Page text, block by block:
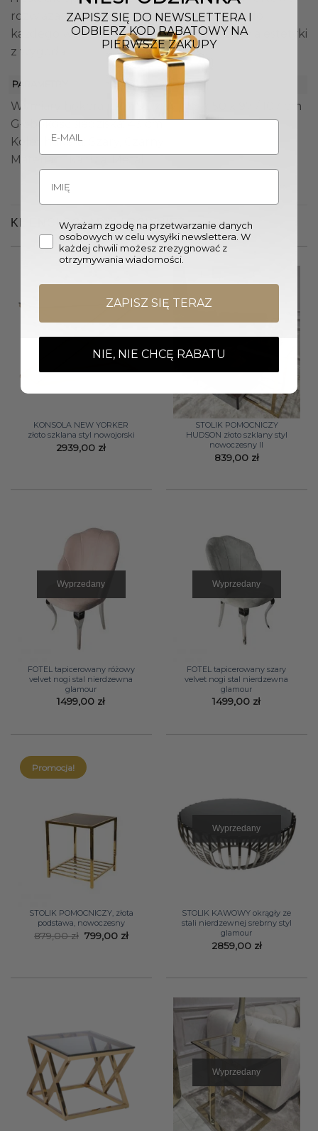
rozwiązania czynią go idealnym wyborem do
każdego wnętrza, które wymaga połączenia estetyki
z wygodą.
PARAMETRY
Wymiary hokera (Gł. x Sz. x W.): 55 x 50 x 97 / 107 cm
Głębokość siedziska: 43 cm
Kolor hokera: Szary, Czarny
Materiał: Tkanina, Metal
KLIENCI OGLĄDALI RÓWNIEŻ
KONSOLA NEW YORKER
złoto szklana styl nowojorski
2939,00 zł
STOLIK POMOCNICZY
HUDSON złoto szklany styl
nowoczesny II
839,00 zł
Wyprzedany
FOTEL tapicerowany różowy
velvet nogi stal nierdzewna
glamour
1499,00 zł
Wyprzedany
FOTEL tapicerowany szary
velvet nogi stal nierdzewna
glamour
1499,00 zł
Promocja!
STOLIK POMOCNICZY, złota
podstawa, nowoczesny
879,00zł Pierwotna
cena
799,00 złAktualna
Wyprzedany
STOLIK KAWOWY okrągły ze
stali nierdzewnej srebrny styl
glamour
2859,00 zł
Wyprzedany
ZAPISZ SIĘ DO NEWSLETTERA I
ODBIERZ KOD RABATOWY NA
PIERWSZE ZAKUPY
Wyrażam zgodę na przetwarzanie danych
osobowych w celu wysyłki newslettera. W
każdej chwili możesz zrezygnować z
otrzymywania wiadomości.
ZAPISZ SIĘ TERAZ
NIE, NIE CHCĘ RABATU